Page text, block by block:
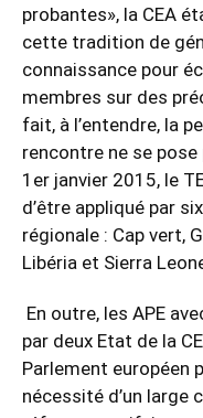
probantes», la CEA
cette tradition de
connaissance pour
membres sur des
fait, à l’entendre, la
rencontre ne se pose
1er janvier 2015, le
d’être appliqué par
régionale : Cap vert,
Libéria et Sierra
En outre, les APE
par deux Etat de la
Parlement européen
nécessité d’un large